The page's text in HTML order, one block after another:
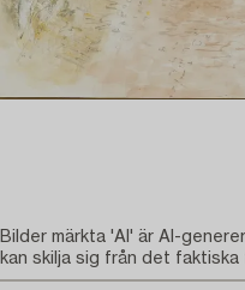
Bilder märkta 'AI' är AI-
kan skilja sig från det faktiska